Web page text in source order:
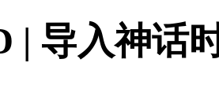
| 导入神话